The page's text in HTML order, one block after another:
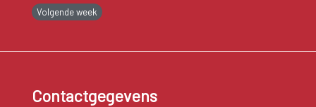
Volgende week
Contactgegevens